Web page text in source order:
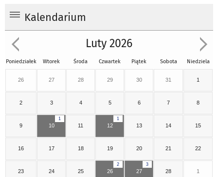
Kalendarium
Luty 2026
Poniedziałek Wtorek Środa Czwartek Piątek Sobota Niedziela
26 27 28 29 30 31 1
2 3 4 5 6 7 8
9
1
10 11
1
12 13 14 15
16 17 18 19 20 21 22
23 24 25
2
26
3
27 28 1